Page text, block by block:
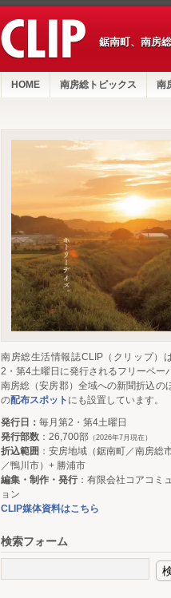
鋸南町、南房
HOME 南房総トピックス 南
南房総生活情報誌CLIP（クリップ）
2・第4土曜日に発行されるフリーペー
南房総（安房郡）全域への新聞折込の
の配布スポット にも設置しています。
発行日： 毎月第2・第4土曜日
発行部数 ：26,700部 （2026年7月現在）
折込範囲 ：安房地域（鋸南町／南房総
／鴨川市）+ 勝浦市
編集・制作・発行：有限会社コアコミ
ョン
CLIP媒体資料はこちら
検索フォーム